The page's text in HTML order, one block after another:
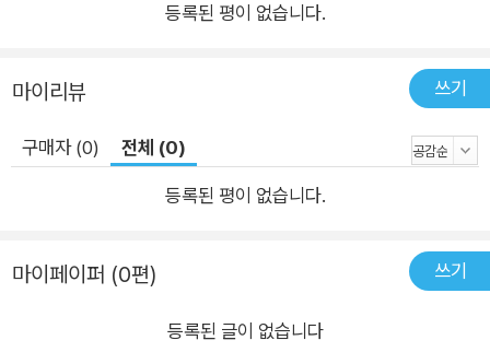
등록된 평이 없습니다.
마이리뷰 쓰기
구매자 (0) 전체 (0)
등록된 평이 없습니다.
마이페이퍼 (0편) 쓰기
등록된 글이 없습니다